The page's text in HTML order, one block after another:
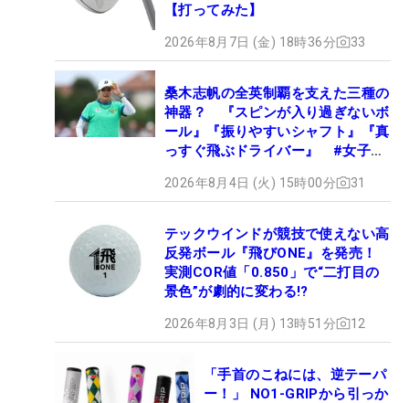
【打ってみた】
2026年8月7日 (金) 18時36分 33
桑木志帆の全英制覇を支えた三種の
神器？ 『スピンが入り過ぎないボ
ール』『振りやすいシャフト』『真
っすぐ飛ぶドライバー』 #女子プ
2026年8月4日 (火) 15時00分 31
テックウインドが競技で使えない高
反発ボール『飛びONE』を発売！
実測COR値「0.850」で“二打目の
景色”が劇的に変わる!?
2026年8月3日 (月) 13時51分 12
「手首のこねには、逆テーパ
ー！」 NO1-GRIPから引っか